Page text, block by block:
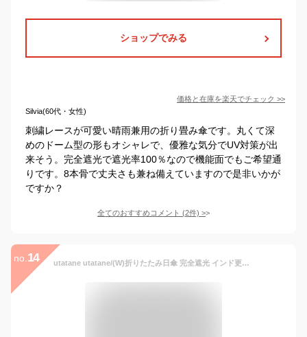
ショップでみる
価格と在庫を楽天でチェック >>
Silvia(60代・女性)
刺繍レースが可愛い晴雨兼用の折り畳み傘です。丸くて深
めのドーム型の形もオシャレで、優雅な気分でUV対策が出
来そう。完全遮光で遮光率100％なので機能面でもご希望通
りです。8本骨で丈夫さも兼ね備えていますので是非いかが
ですか？
全てのおすすめコメント (2件) >
no. 14 utatane utatane/(W)折りたたみ日傘 完全遮光 インド更紗柄 母の日 プレゼント ウタタネ ファッショングッズ 日傘/折りたたみ傘 ピンク ブルー ネイビー レッド イエロー【送料無料】